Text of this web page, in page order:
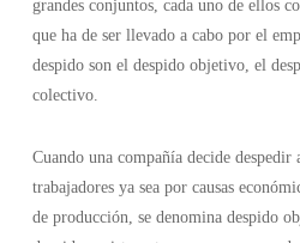
grandes conjuntos, cada uno de ellos
que ha de ser llevado a cabo por el
despido son el despido objetivo, el
colectivo.
Cuando una compañía decide
trabajadores ya sea por causas
de producción, se denomina despido